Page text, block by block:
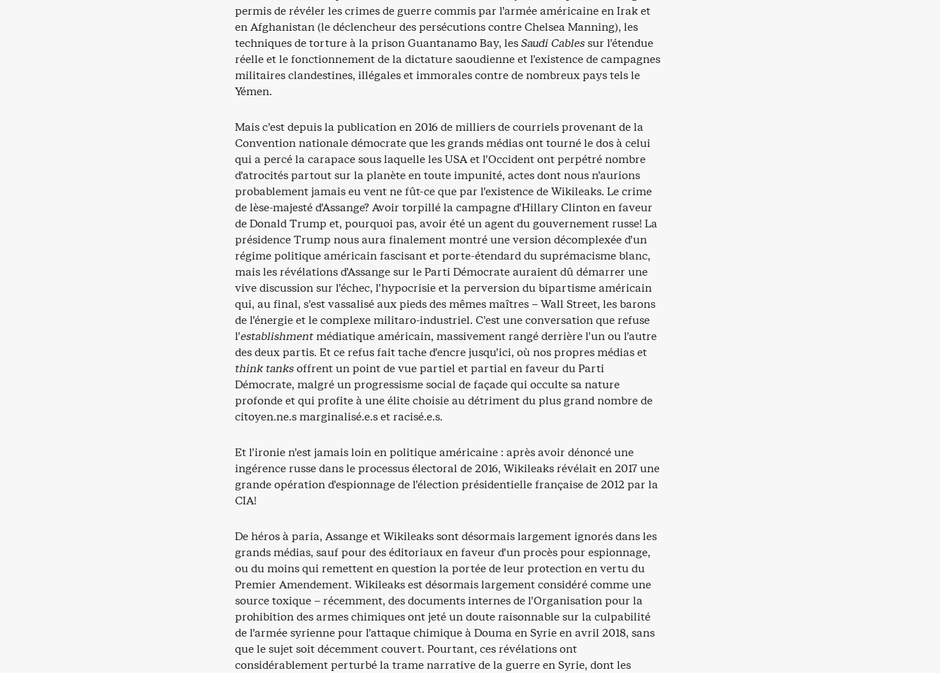
permis de révéler les crimes de guerre commis par l’armée américaine en Irak et
en Afghanistan (le déclencheur des persécutions contre Chelsea Manning), les
techniques de torture à la prison Guantanamo Bay, lesSaudi Cablessur l’étendue
réelle et le fonctionnement de la dictature saoudienne et l’existence de campagnes
militaires clandestines, illégales et immorales contre de nombreux pays tels le
Yémen.
Mais c’est depuis la publication en 2016 de milliers de courriels provenant de la
Convention nationale démocrate que les grands médias ont tourné le dos à celui
qui a percé la carapace sous laquelle les USA et l’Occident ont perpétré nombre
d’atrocités partout sur la planète en toute impunité, actes dont nous n’aurions
probablement jamais eu vent ne fût-ce que par l’existence de Wikileaks. Le crime
de lèse-majesté d’Assange? Avoir torpillé la campagne d’Hillary Clinton en faveur
de Donald Trump et, pourquoi pas, avoir été un agent du gouvernement russe! La
présidence Trump nous aura finalement montré une version décomplexée d’un
régime politique américain fascisant et porte-étendard du suprémacisme blanc,
mais les révélations d’Assange sur le Parti Démocrate auraient dû démarrer une
vive discussion sur l’échec, l’hypocrisie et la perversion du bipartisme américain
qui, au final, s’est vassalisé aux pieds des mêmes maîtres – Wall Street, les barons
de l’énergie et le complexe militaro-industriel. C’est une conversation que refuse
l’establishmentmédiatique américain, massivement rangé derrière l’un ou l’autre
des deux partis. Et ce refus fait tache d’encre jusqu’ici, où nos propres médias et
think tanksoffrent un point de vue partiel et partial en faveur du Parti
Démocrate, malgré un progressisme social de façade qui occulte sa nature
profonde et qui profite à une élite choisie au détriment du plus grand nombre de
citoyen.ne.s marginalisé.e.s et racisé.e.s.
Et l’ironie n’est jamais loin en politique américaine : après avoir dénoncé une
ingérence russe dans le processus électoral de 2016, Wikileaks révélait en 2017 une
grande opération d’espionnage de l’élection présidentielle française de 2012 par la
CIA!
De héros à paria, Assange et Wikileaks sont désormais largement ignorés dans les
grands médias, sauf pour des éditoriaux en faveur d’un procès pour espionnage,
ou du moins qui remettent en question la portée de leur protection en vertu du
Premier Amendement. Wikileaks est désormais largement considéré comme une
source toxique – récemment, des documents internes de l’Organisation pour la
prohibition des armes chimiques ont jeté un doute raisonnable sur la culpabilité
de l’armée syrienne pour l’attaque chimique à Douma en Syrie en avril 2018, sans
que le sujet soit décemment couvert. Pourtant, ces révélations ont
considérablement perturbé la trame narrative de la guerre en Syrie, dont les